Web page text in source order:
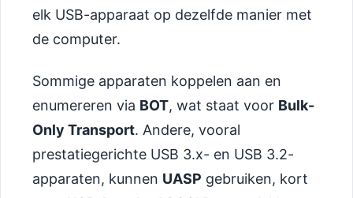
elk USB-apparaat op dezelfde manier met
de computer.
Sommige apparaten koppelen aan en
enumereren via BOT, wat staat voor Bulk-
Only Transport. Andere, vooral
prestatiegerichte USB 3.x- en USB 3.2-
apparaten, kunnen UASP gebruiken, kort